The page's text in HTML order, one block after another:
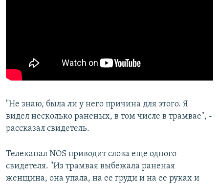
"Не знаю, была ли у него причина для этого. Я
видел несколько раненых, в том числе в трамвае", -
рассказал свидетель.
Телеканал NOS приводит слова еще одного
свидетеля. "Из трамвая выбежала раненая
женщина, она упала, на ее груди и на ее руках и